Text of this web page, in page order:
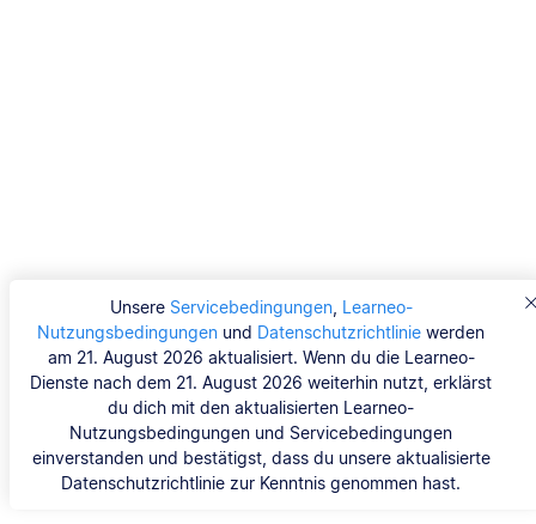
Unsere Servicebedingungen, Learneo-
Nutzungsbedingungen und Datenschutzrichtlinie werden
am 21. August 2026 aktualisiert. Wenn du die Learneo-
Dienste nach dem 21. August 2026 weiterhin nutzt, erklärst
du dich mit den aktualisierten Learneo-
Nutzungsbedingungen und Servicebedingungen
einverstanden und bestätigst, dass du unsere aktualisierte
Datenschutzrichtlinie zur Kenntnis genommen hast.